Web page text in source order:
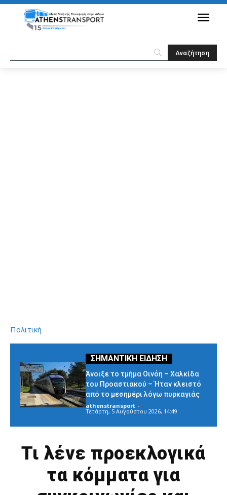
Πολιτική
Άνοιξε το τμήμα Οινόη – Χαλκίδα
του Προαστιακού – Ήταν κλειστό
από το μεσημέρι λόγω πυρκαγιάς
athenstransport -
Τετάρτη, 5 Αυγούστου 2026, 14:49
Τι λένε προεκλογικά
τα κόμματα για